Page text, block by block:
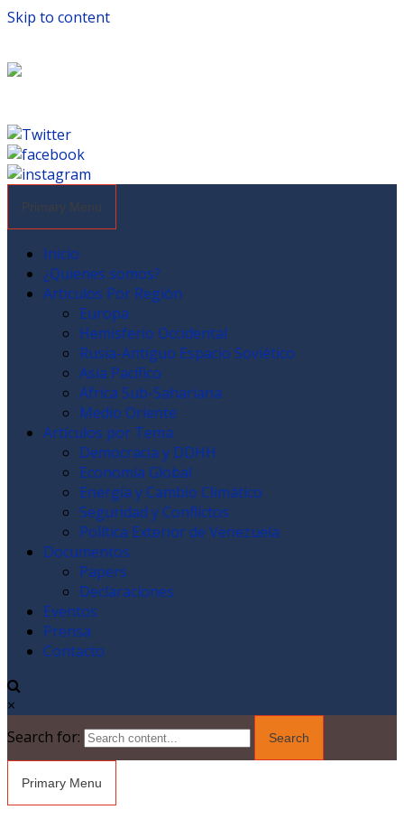
Skip to content
Primary Menu
Inicio
¿Quienes somos?
Articulos Por Región
Europa
Hemisferio Occidental
Rusia-Antiguo Espacio Soviético
Asia Pacífico
Africa Sub-Sahariana
Medio Oriente
Artículos por Tema
Democracia y DDHH
Economía Global
Energía y Cambio Climático
Seguridad y Conflictos
Política Exterior de Venezuela
Documentos
Papers
Declaraciones
Eventos
Prensa
Contacto
×
Search for:
Primary Menu